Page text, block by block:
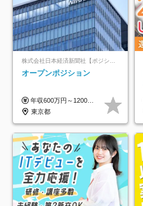
株式会社日本経済新聞社【ポジションマッチ登録】
オープンポジション
年収600万円～1200万円 ※上記年収は、想定年収です。住居費補助、子手当などの各種手当を含む金額です。 ※経験・能力等を考慮の上、当社規定により決定します。
東京都